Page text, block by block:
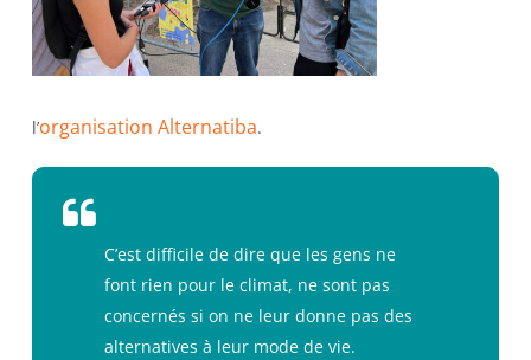
l’organisation Alternatiba.
C’est difficile de dire que les gens ne
font rien pour le climat, ne sont pas
concernés si on ne leur donne pas des
alternatives à leur mode de vie.